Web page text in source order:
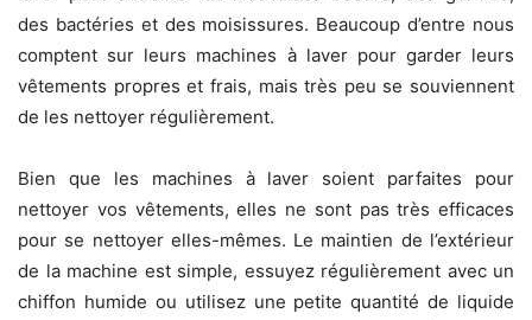
des bactéries et des moisissures. Beaucoup d’entre nous
comptent sur leurs machines à laver pour garder leurs
vêtements propres et frais, mais très peu se souviennent
de les nettoyer régulièrement.
Bien que les machines à laver soient parfaites pour
nettoyer vos vêtements, elles ne sont pas très efficaces
pour se nettoyer elles-mêmes. Le maintien de l’extérieur
de la machine est simple, essuyez régulièrement avec un
chiffon humide ou utilisez une petite quantité de liquide